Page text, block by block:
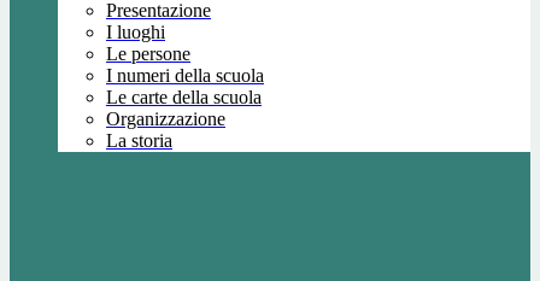
Presentazione
I luoghi
Le persone
I numeri della scuola
Le carte della scuola
Organizzazione
La storia